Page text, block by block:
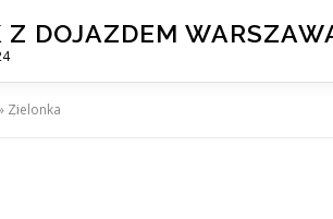
Z DOJAZDEM
Zielonka